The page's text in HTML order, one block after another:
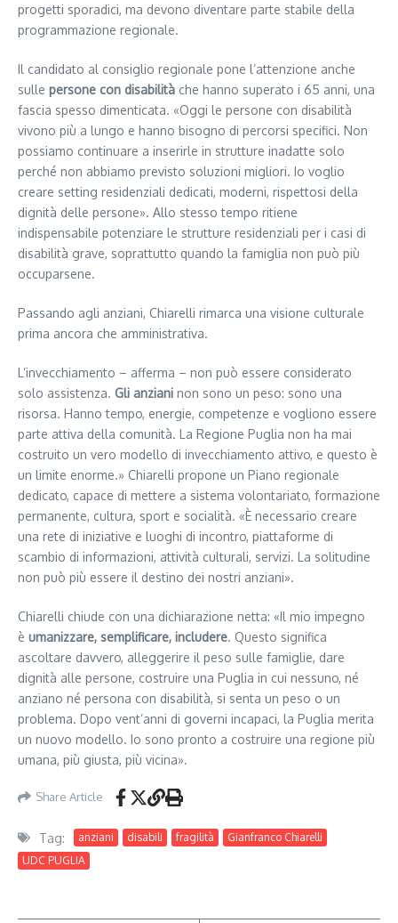
progetti sporadici, ma devono diventare parte stabile della
programmazione regionale.
Il candidato al consiglio regionale pone l’attenzione anche
sulle persone con disabilità che hanno superato i 65 anni, una
fascia spesso dimenticata. «Oggi le persone con disabilità
vivono più a lungo e hanno bisogno di percorsi specifici. Non
possiamo continuare a inserirle in strutture inadatte solo
perché non abbiamo previsto soluzioni migliori. Io voglio
creare setting residenziali dedicati, moderni, rispettosi della
dignità delle persone». Allo stesso tempo ritiene
indispensabile potenziare le strutture residenziali per i casi di
disabilità grave, soprattutto quando la famiglia non può più
occuparsene.
Passando agli anziani, Chiarelli rimarca una visione culturale
prima ancora che amministrativa.
L’invecchiamento – afferma – non può essere considerato
solo assistenza. Gli anziani non sono un peso: sono una
risorsa. Hanno tempo, energie, competenze e vogliono essere
parte attiva della comunità. La Regione Puglia non ha mai
costruito un vero modello di invecchiamento attivo, e questo è
un limite enorme.» Chiarelli propone un Piano regionale
dedicato, capace di mettere a sistema volontariato, formazione
permanente, cultura, sport e socialità. «È necessario creare
una rete di iniziative e luoghi di incontro, piattaforme di
scambio di informazioni, attività culturali, servizi. La solitudine
non può più essere il destino dei nostri anziani».
Chiarelli chiude con una dichiarazione netta: «Il mio impegno
è umanizzare, semplificare, includere. Questo significa
ascoltare davvero, alleggerire il peso sulle famiglie, dare
dignità alle persone, costruire una Puglia in cui nessuno, né
anziano né persona con disabilità, si senta un peso o un
problema. Dopo vent’anni di governi incapaci, la Puglia merita
un nuovo modello. Io sono pronto a costruire una regione più
umana, più giusta, più vicina».
Share Article
Tag: anziani disabili fragilità
Gianfranco Chiarelli
UDC PUGLIA